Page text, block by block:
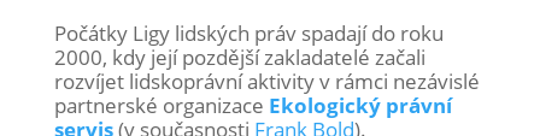
Počátky Ligy lidských práv spadají do roku
2000, kdy její pozdější zakladatelé začali
rozvíjet lidskoprávní aktivity v rámci nezávislé
partnerské organizace Ekologický právní
servis(v současnosti Frank Bold).